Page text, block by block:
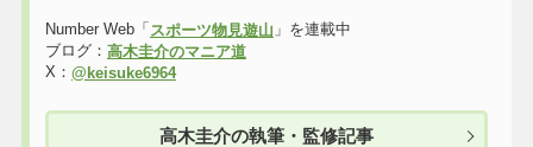
Number Web「 スポーツ物見遊山 」を連載中
ブログ： 高木圭介のマニア道
X： @keisuke6964
高木圭介の執筆・監修記事